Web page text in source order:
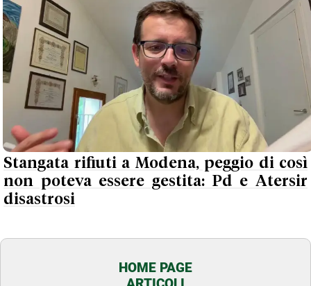
Stangata rifiuti a Modena, peggio di così
non poteva essere gestita: Pd e Atersir
disastrosi
HOME PAGE